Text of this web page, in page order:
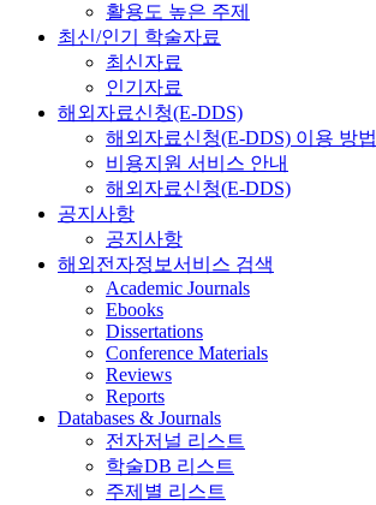
활용도 높은 주제
최신/인기 학술자료
최신자료
인기자료
해외자료신청(E-DDS)
해외자료신청(E-DDS) 이용 방법
비용지원 서비스 안내
해외자료신청(E-DDS)
공지사항
공지사항
해외전자정보서비스 검색
Academic Journals
Ebooks
Dissertations
Conference Materials
Reviews
Reports
Databases & Journals
전자저널 리스트
학술DB 리스트
주제별 리스트